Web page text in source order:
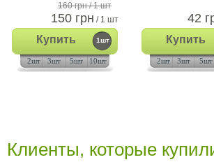
160 грн/ 1 шт
150 грн / 1 шт
Купить 1шт
2шт 3шт 5шт 10шт
42
Купить
2шт 3шт 5шт
Клиенты, которые